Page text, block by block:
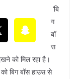
‘बि
ग
बॉ
स
को मिल रहा है।
बिग बॉस हाउस से